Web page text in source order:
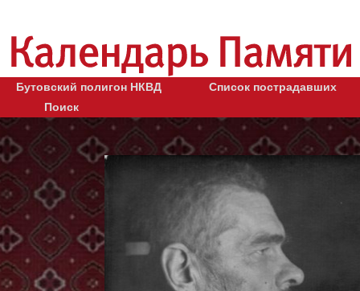
Бутовский полигон НКВД
Список пострадавших
Поиск